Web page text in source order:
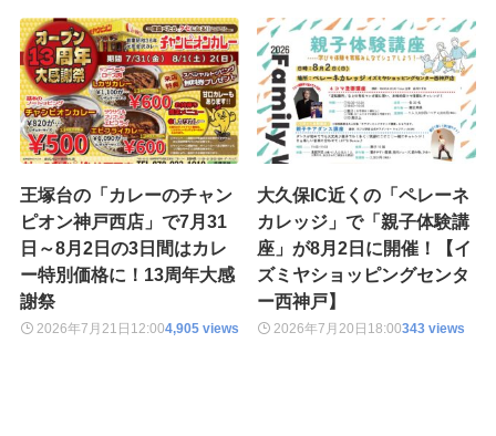
王塚台の「カレーのチャン
ピオン神戸西店」で7月31
日～8月2日の3日間はカレ
ー特別価格に！13周年大感
謝祭
2026年7月21日 12:004,905 views
大久保IC近くの「ペレーネ
カレッジ」で「親子体験講
座」が8月2日に開催！【イ
ズミヤショッピングセンタ
ー西神戸】
2026年7月20日 18:00343 views